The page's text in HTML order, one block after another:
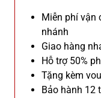
Miễn phí vận
nhánh
Giao hàng
Hỗ trợ 50%
Tặng kèm
Bảo hành 12